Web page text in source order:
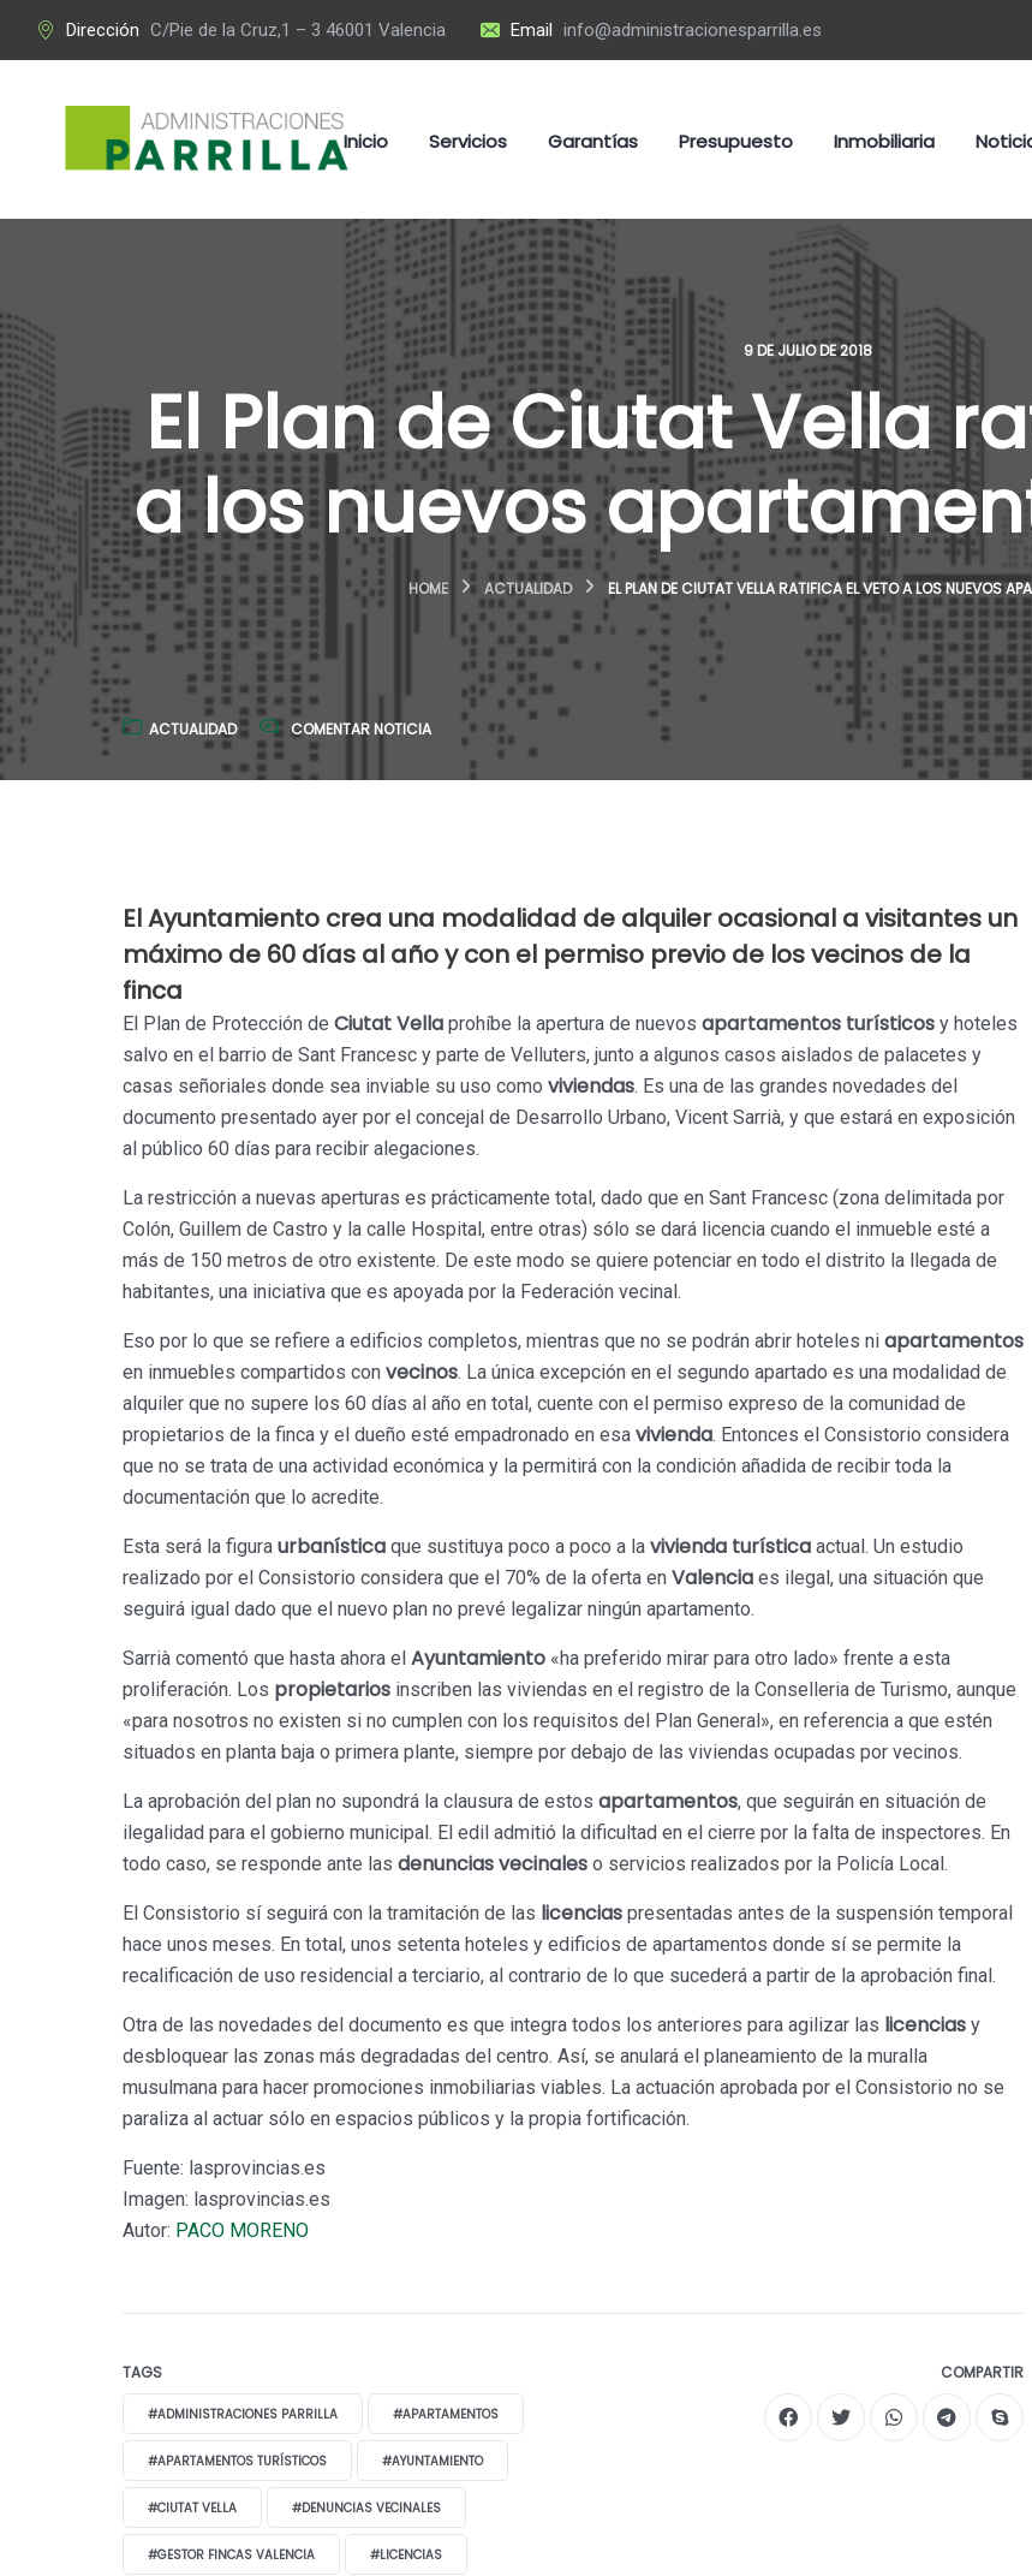
Dirección C/Pie de la Cruz,1 – 3 46001 Valencia Email info@administracionesparrilla.es
Inicio Servicios Garantías Presupuesto Inmobiliaria
9 DE JULIO DE 2018
El Plan de Ciutat Vella
a los nuevos
HOME ACTUALIDAD EL PLAN DE CIUTAT VELLA RATIFICA EL VETO A LOS NUEVOS
ACTUALIDAD COMENTAR NOTICIA
El Ayuntamiento crea una modalidad de alquiler ocasional a visitantes un
máximo de 60 días al año y con el permiso previo de los vecinos de la
finca
El Plan de Protección de Ciutat Vella prohíbe la apertura de nuevos apartamentos turísticos y hoteles
salvo en el barrio de Sant Francesc y parte de Velluters, junto a algunos casos aislados de palacetes y
casas señoriales donde sea inviable su uso como viviendas. Es una de las grandes novedades del
documento presentado ayer por el concejal de Desarrollo Urbano, Vicent Sarrià, y que estará en exposición
al público 60 días para recibir alegaciones.
La restricción a nuevas aperturas es prácticamente total, dado que en Sant Francesc (zona delimitada por
Colón, Guillem de Castro y la calle Hospital, entre otras) sólo se dará licencia cuando el inmueble esté a
más de 150 metros de otro existente. De este modo se quiere potenciar en todo el distrito la llegada de
habitantes, una iniciativa que es apoyada por la Federación vecinal.
Eso por lo que se refiere a edificios completos, mientras que no se podrán abrir hoteles ni apartamentos
en inmuebles compartidos con vecinos. La única excepción en el segundo apartado es una modalidad de
alquiler que no supere los 60 días al año en total, cuente con el permiso expreso de la comunidad de
propietarios de la finca y el dueño esté empadronado en esa vivienda. Entonces el Consistorio considera
que no se trata de una actividad económica y la permitirá con la condición añadida de recibir toda la
documentación que lo acredite.
Esta será la figura urbanística que sustituya poco a poco a la vivienda turística actual. Un estudio
realizado por el Consistorio considera que el 70% de la oferta en Valencia es ilegal, una situación que
seguirá igual dado que el nuevo plan no prevé legalizar ningún apartamento.
Sarrià comentó que hasta ahora el Ayuntamiento «ha preferido mirar para otro lado» frente a esta
proliferación. Los propietarios inscriben las viviendas en el registro de la Conselleria de Turismo, aunque
«para nosotros no existen si no cumplen con los requisitos del Plan General», en referencia a que estén
situados en planta baja o primera plante, siempre por debajo de las viviendas ocupadas por vecinos.
La aprobación del plan no supondrá la clausura de estos apartamentos, que seguirán en situación de
ilegalidad para el gobierno municipal. El edil admitió la dificultad en el cierre por la falta de inspectores. En
todo caso, se responde ante las denuncias vecinales o servicios realizados por la Policía Local.
El Consistorio sí seguirá con la tramitación de las licencias presentadas antes de la suspensión temporal
hace unos meses. En total, unos setenta hoteles y edificios de apartamentos donde sí se permite la
recalificación de uso residencial a terciario, al contrario de lo que sucederá a partir de la aprobación final.
Otra de las novedades del documento es que integra todos los anteriores para agilizar las licencias y
desbloquear las zonas más degradadas del centro. Así, se anulará el planeamiento de la muralla
musulmana para hacer promociones inmobiliarias viables. La actuación aprobada por el Consistorio no se
paraliza al actuar sólo en espacios públicos y la propia fortificación.
Fuente: lasprovincias.es
Imagen: lasprovincias.es
Autor: PACO MORENO
TAGS
#ADMINISTRACIONES PARRILLA #APARTAMENTOS
#APARTAMENTOS TURÍSTICOS #AYUNTAMIENTO
#CIUTAT VELLA #DENUNCIAS VECINALES
#GESTOR FINCAS VALENCIA #LICENCIAS
COMPARTIR